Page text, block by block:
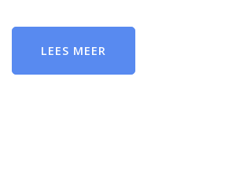
LEES MEER